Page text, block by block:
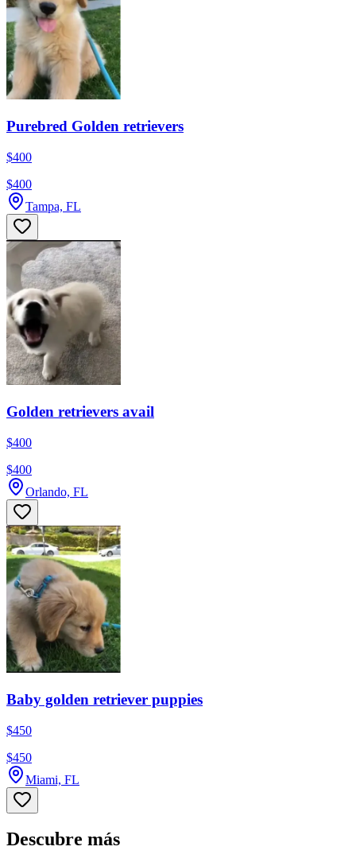
Purebred Golden retrievers
$400
$400
Tampa, FL
Golden retrievers avail
$400
$400
Orlando, FL
Baby golden retriever puppies
$450
$450
Miami, FL
Descubre más